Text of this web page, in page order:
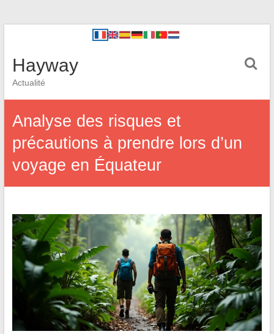
Hayway
Actualité
Analyse des risques et
précautions à prendre lors d’un
voyage en Équateur